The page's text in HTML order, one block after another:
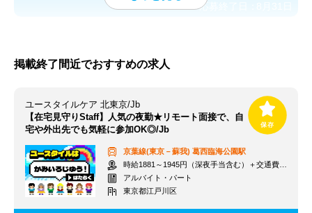
応募終了日：
掲載終了間近でおすすめの求人
ユースタイルケア 北東京/Jb
【在宅見守りStaff】人気の夜勤★リモート面接で、自
宅や外出先でも気軽に参加OK◎/Jb
京葉線(東京－蘇我) 葛西臨海公園駅
時給1881～1945円（深夜手当含む）＋交通費支給
アルバイト・パート
東京都江戸川区